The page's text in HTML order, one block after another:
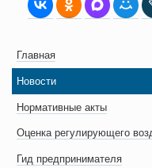
Главная
Новости
Нормативные акты
Оценка регулирующего
Гид предпринимателя